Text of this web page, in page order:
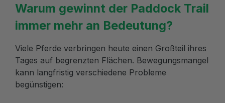
Warum gewinnt der Paddock Trail
immer mehr an Bedeutung?
Viele Pferde verbringen heute einen Großteil ihres
Tages auf begrenzten Flächen. Bewegungsmangel
kann langfristig verschiedene Probleme
begünstigen: